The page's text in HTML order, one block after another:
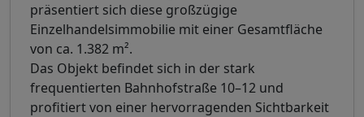
präsentiert sich diese großzügige
Einzelhandelsimmobilie mit einer Gesamtfläche
von ca. 1.382 m².
Das Objekt befindet sich in der stark
frequentierten Bahnhofstraße 10–12 und
profitiert von einer hervorragenden Sichtbarkeit